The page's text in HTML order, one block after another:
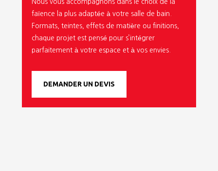
Nous vous accompagnons dans le choix de la
faïence la plus adaptée à votre salle de bain.
Formats, teintes, effets de matière ou finitions,
chaque projet est pensé pour s’intégrer
parfaitement à votre espace et à vos envies.
DEMANDER UN DEVIS